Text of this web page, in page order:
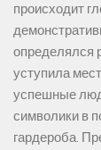
происходит
определялся
уступила
успешные
символики в
гардероба.